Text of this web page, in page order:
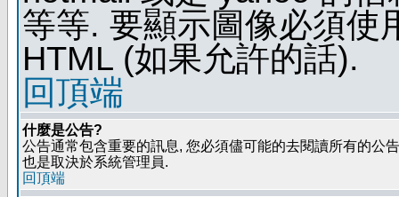
等等. 要顯示圖像必須使
HTML (如果允許的話).
回頂端
什麼是公告?
公告通常包含重要的訊息, 您必須儘可能的去閱讀所有的公
也是取決於系統管理員.
回頂端